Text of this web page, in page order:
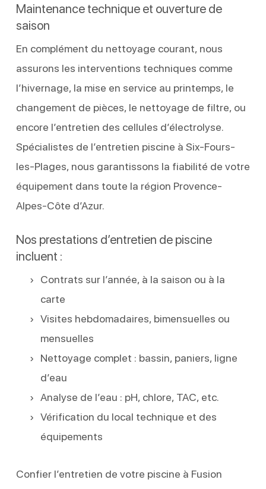
Maintenance technique et ouverture de
saison
En complément du nettoyage courant, nous
assurons les interventions techniques comme
l’hivernage, la mise en service au printemps, le
changement de pièces, le nettoyage de filtre, ou
encore l’entretien des cellules d’électrolyse.
Spécialistes de l’entretien piscine à Six-Fours-
les-Plages, nous garantissons la fiabilité de votre
équipement dans toute la région Provence-
Alpes-Côte d’Azur.
Nos prestations d’entretien de piscine
incluent :
Contrats sur l’année, à la saison ou à la
carte
Visites hebdomadaires, bimensuelles ou
mensuelles
Nettoyage complet : bassin, paniers, ligne
d’eau
Analyse de l’eau : pH, chlore, TAC, etc.
Vérification du local technique et des
équipements
Confier l’entretien de votre piscine à Fusion